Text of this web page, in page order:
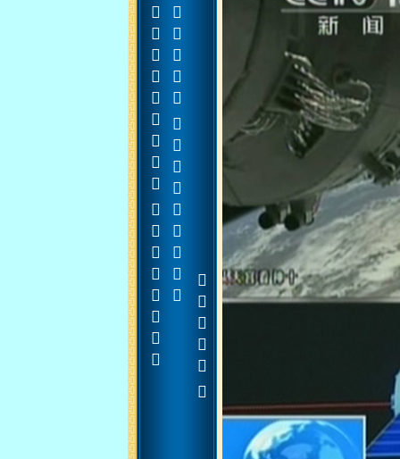
















































































































